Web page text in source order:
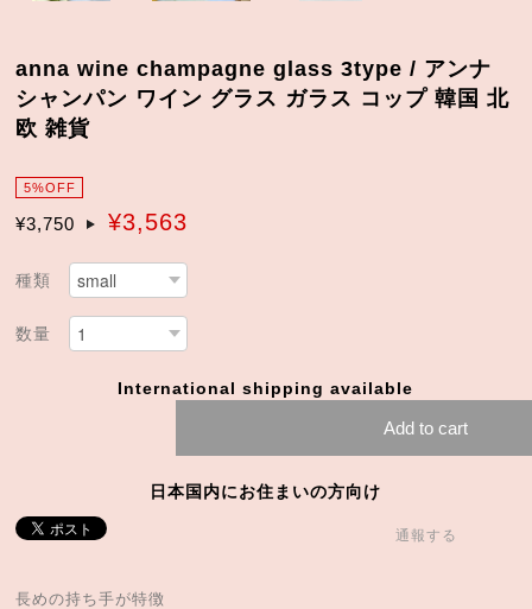
anna wine champagne glass 3type / アンナ
シャンパン ワイン グラス ガラス コップ 韓国 北
欧 雑貨
5%OFF
¥3,750 ¥3,563
種類
数量
International shipping available
Add to cart
日本国内にお住まいの方向け
通報する
長めの持ち手が特徴